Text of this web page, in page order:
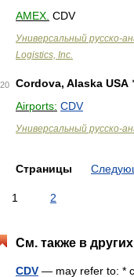
AMEX. CDV
Универсальный русско-
Logistics, Inc.
20
Cordova, Alaska USA
Airports: CDV
Универсальный русско-
Страницы
1 2
См. также в
CDV — may refer to: *